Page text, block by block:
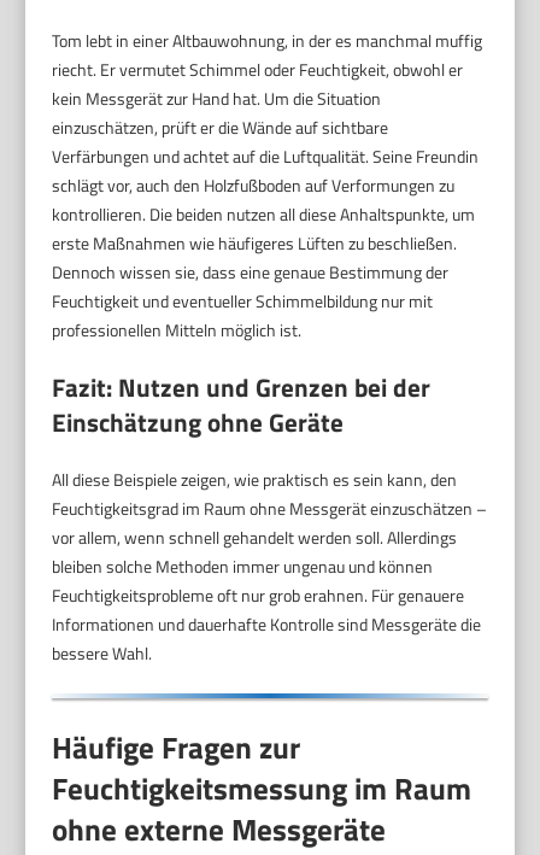
Tom lebt in einer Altbauwohnung, in der es manchmal muffig
riecht. Er vermutet Schimmel oder Feuchtigkeit, obwohl er
kein Messgerät zur Hand hat. Um die Situation
einzuschätzen, prüft er die Wände auf sichtbare
Verfärbungen und achtet auf die Luftqualität. Seine Freundin
schlägt vor, auch den Holzfußboden auf Verformungen zu
kontrollieren. Die beiden nutzen all diese Anhaltspunkte, um
erste Maßnahmen wie häufigeres Lüften zu beschließen.
Dennoch wissen sie, dass eine genaue Bestimmung der
Feuchtigkeit und eventueller Schimmelbildung nur mit
professionellen Mitteln möglich ist.
Fazit: Nutzen und Grenzen bei der
Einschätzung ohne Geräte
All diese Beispiele zeigen, wie praktisch es sein kann, den
Feuchtigkeitsgrad im Raum ohne Messgerät einzuschätzen –
vor allem, wenn schnell gehandelt werden soll. Allerdings
bleiben solche Methoden immer ungenau und können
Feuchtigkeitsprobleme oft nur grob erahnen. Für genauere
Informationen und dauerhafte Kontrolle sind Messgeräte die
bessere Wahl.
Häufige Fragen zur
Feuchtigkeitsmessung im Raum
ohne externe Messgeräte